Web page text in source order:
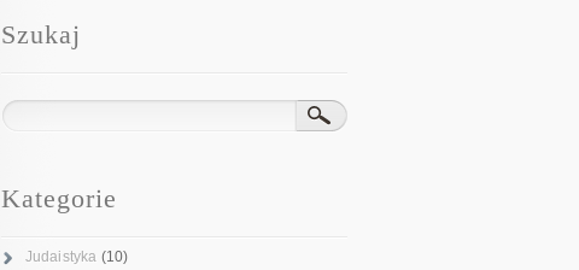
Szukaj
Kategorie
Judaistyka (10)